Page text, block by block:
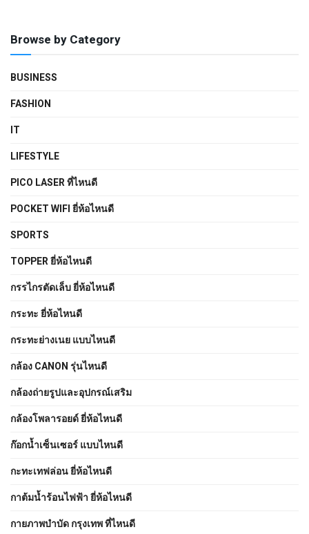
Browse by Category
BUSINESS
FASHION
IT
LIFESTYLE
PICO LASER ที่ไหนดี
POCKET WIFI ยี่ห้อไหนดี
SPORTS
TOPPER ยี่ห้อไหนดี
กรรไกรตัดเล็บ ยี่ห้อไหนดี
กระทะ ยี่ห้อไหนดี
กระทะย่างเนย แบบไหนดี
กล้อง CANON รุ่นไหนดี
กล้องถ่ายรูปและอุปกรณ์เสริม
กล้องโพลารอยด์ ยี่ห้อไหนดี
ก๊อกน้ำเซ็นเซอร์ แบบไหนดี
กะทะเทฟล่อน ยี่ห้อไหนดี
กาต้มน้ำร้อนไฟฟ้า ยี่ห้อไหนดี
กายภาพบําบัด กรุงเทพ ที่ไหนดี